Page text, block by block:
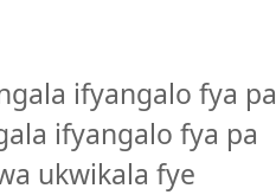
ifyangalo fya pa
ifyangalo fya pa
ukwikala fye